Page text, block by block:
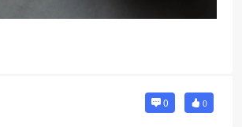
0 0